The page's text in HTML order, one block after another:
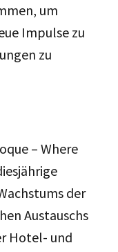
um
Impulse zu
zu
– Where
der
Austauschs
Hotel- und